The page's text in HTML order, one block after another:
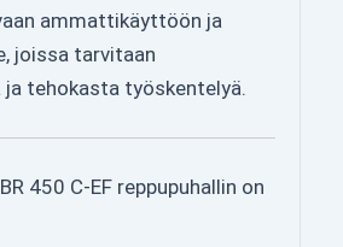
ammattikäyttöön ja
joissa tarvitaan
tehokasta työskentelyä.
450 C-EF reppupuhallin on